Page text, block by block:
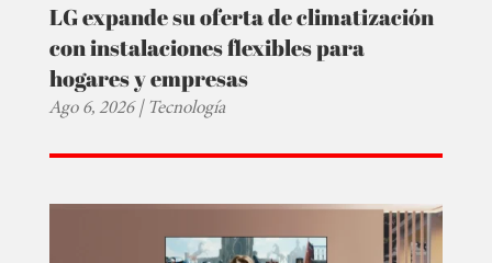
LG expande su oferta de climatización
con instalaciones flexibles para
hogares y empresas
Ago 6, 2026|Tecnología